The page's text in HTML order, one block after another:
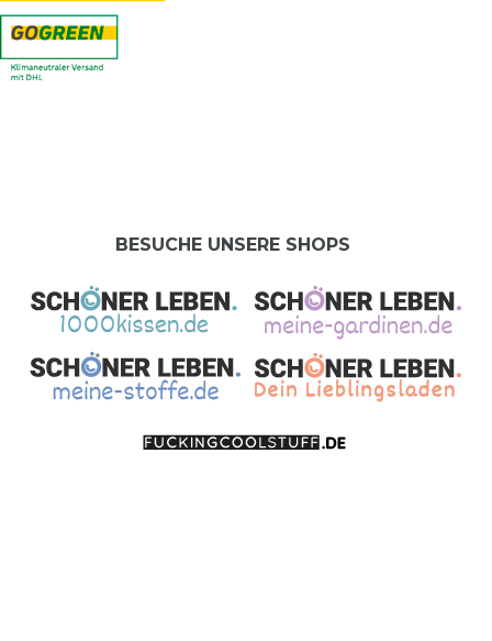
BESUCHE UNSERE SHOPS